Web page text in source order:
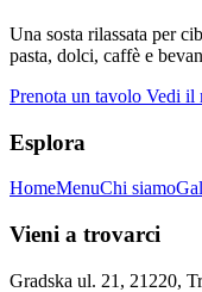
Una sosta rilassata per
pasta, dolci, caffè e
Prenota un tavolo Vedi il
Esplora
HomeMenuChi siamo
Vieni a trovarci
Gradska ul. 21, 21220,